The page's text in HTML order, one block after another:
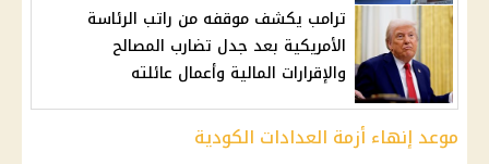
ترامب يكشف موقفه من راتب الرئاسة
الأمريكية بعد جدل تضارب المصالح
والإقرارات المالية وأعمال عائلته
موعد إنهاء أزمة العدادات الكودية